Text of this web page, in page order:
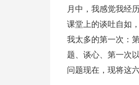
月中，我感觉我经
课堂上的谈吐自如
我太多的第一次：
题、谈心、第一次
问题现在，现将这